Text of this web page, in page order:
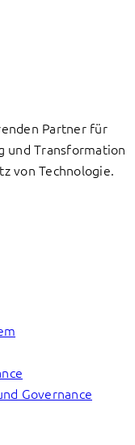
Partner für
und Transformation
von Technologie.
Governance